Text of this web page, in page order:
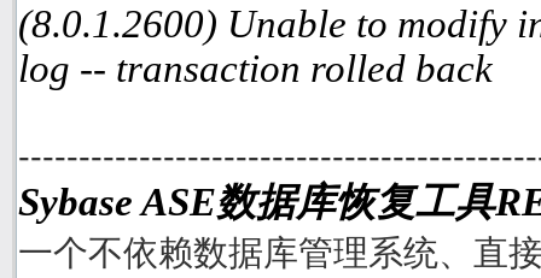
(8.0.1.2600) Unable to modify
log -- transaction rolled back
Sybase ASE数据库恢复工具
一个不依赖数据库管理系统、直